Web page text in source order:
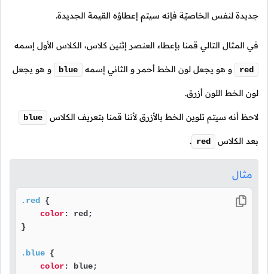
جديدة لنفس الخاصيّة فإنه سيتم إعطاؤه القيمة الجديدة.
في المثال التالي قمنا بإعطاء العنصر إثنين كلاس، الكلاس الأول إسمه
red و هو يجعل لون الخط أحمر و الثاني إسمه blue و هو يجعل
لون الخط اللون أزرق.
لاحظ أنه سيتم تلوين الخط بالأزرق لأننا قمنا بتعريف الكلاس blue
بعد الكلاس red
.
مثال
.red
{
color: red;
}
.blue {
color: blue;